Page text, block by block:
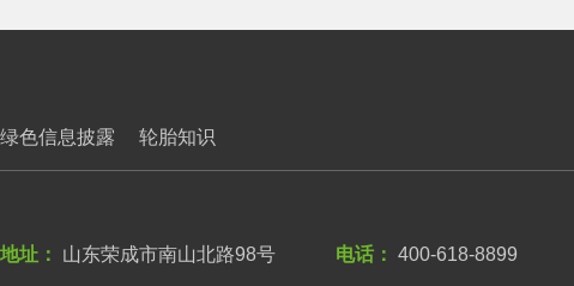
绿色信息披露 轮胎知识
地址： 山东荣成市南山北路98号 电话： 400-618-8899